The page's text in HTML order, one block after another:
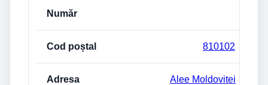
810102
Alee Moldovitei